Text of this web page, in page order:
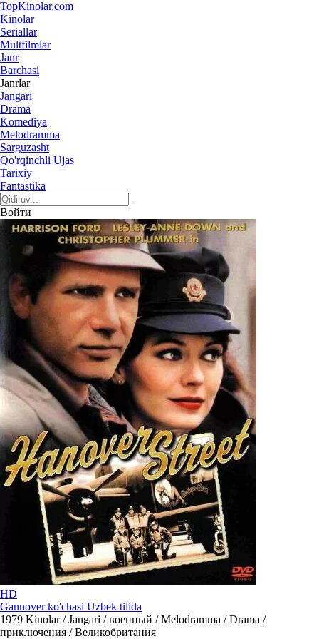
TopKinolar.com
Kinolar
Seriallar
Multfilmlar
Janr
Barchasi
Janrlar
Jangari
Drama
Komediya
Melodramma
Sarguzasht
Qo'rqinchli Ujas
Tarixiy
Fantastika
Войти
HD
Gannover ko'chasi Uzbek tilida
1979 Kinolar / Jangari / военный / Melodramma / Drama /
приключения / Великобритания